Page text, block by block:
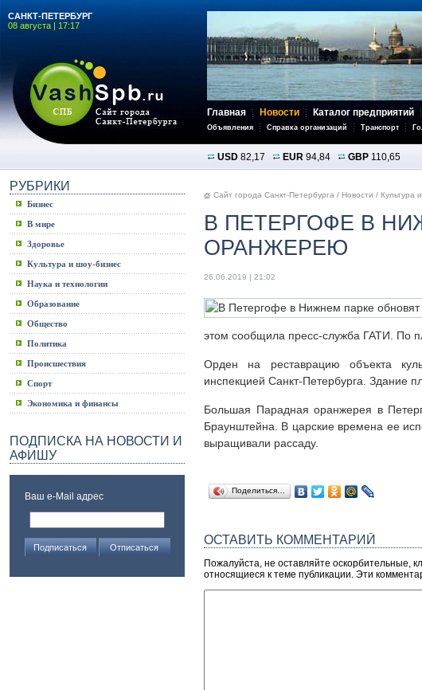
САНКТ-ПЕТЕРБУРГ
08 августа | 17:17
Главная Новости Каталог предприятий
Объявления Справка организаций Транспорт
USD 82,17 EUR 94,84 GBP 110,65
РУБРИКИ
Бизнес
В мире
Здоровье
Культура и шоу-бизнес
Наука и технологии
Образование
Общество
Политика
Происшествия
Спорт
Экономика и финансы
ПОДПИСКА НА НОВОСТИ И
АФИШУ
Ваш e-Mail адрес
Сайт города Санкт-Петербурга / Новости / Культура
В ПЕТЕРГОФЕ В
ОРАНЖЕРЕЮ
26.06.2019 | 21:02
этом сообщила пресс-служба ГАТИ. По
Орден на реставрацию объекта
инспекцией Санкт-Петербурга. Здание
Большая Парадная оранжерея в
Браунштейна. В царские времена ее
выращивали рассаду.
Поделиться…
ОСТАВИТЬ КОММЕНТАРИЙ
Пожалуйста, не оставляйте оскорбительные,
относящиеся к теме публикации. Эти